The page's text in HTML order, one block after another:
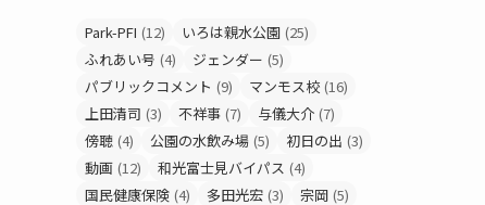
Park-PFI (12) いろは親水公園 (25)
ふれあい号 (4) ジェンダー (5)
パブリックコメント (9) マンモス校 (16)
上田清司 (3) 不祥事 (7) 与儀大介 (7)
傍聴 (4) 公園の水飲み場 (5) 初日の出 (3)
動画 (12) 和光富士見バイパス (4)
国民健康保険 (4) 多田光宏 (3) 宗岡 (5)